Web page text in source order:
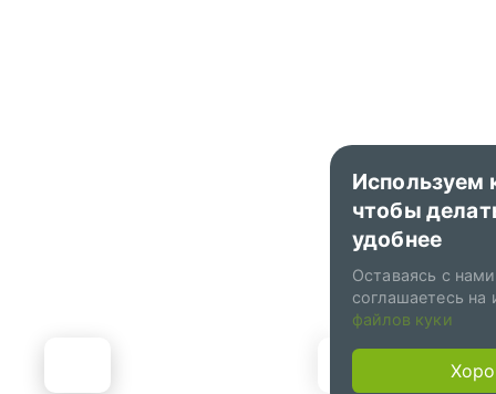
Используем
чтобы
удобнее
Оставаясь с
соглашаетесь на
файлов куки